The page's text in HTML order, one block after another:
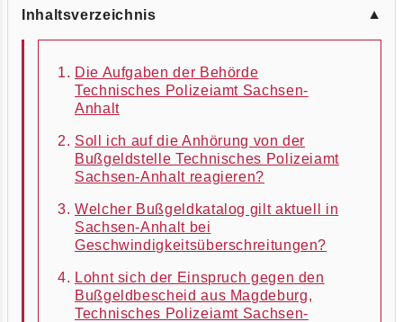
Inhaltsverzeichnis ▼
Die Aufgaben der Behörde
Technisches Polizeiamt Sachsen-
Anhalt
Soll ich auf die Anhörung von der
Bußgeldstelle Technisches Polizeiamt
Sachsen-Anhalt reagieren?
Welcher Bußgeldkatalog gilt aktuell in
Sachsen-Anhalt bei
Geschwindigkeitsüberschreitungen?
Lohnt sich der Einspruch gegen den
Bußgeldbescheid aus Magdeburg,
Technisches Polizeiamt Sachsen-